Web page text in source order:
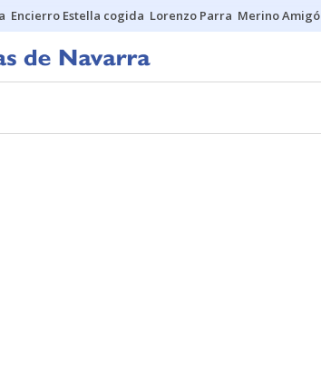
Encierro Estella cogida Lorenzo Parra Merino Amigó